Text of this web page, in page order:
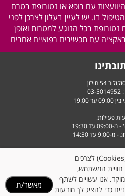
עם רופא או נטורופת בטרם
בו. יש לעיין בעלון לצרכן לפני
בכל הנוגע למטרות ואופן
עם תכשירים רפואיים אחרים
54 חולון
03-5014952
19:00
פעילות:
19:30
עד 14:30
האתר עושה שימוש בקובצי עוגיות (Cookies) לצרכים
חוויית המשתמש,
אנו עשויים לשתף
כדי להציג לך מודעות
מאשר/ת